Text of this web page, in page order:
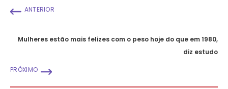
ANTERIOR
Mulheres estão mais felizes com o peso hoje do que em 1980,
diz estudo
PRÓXIMO